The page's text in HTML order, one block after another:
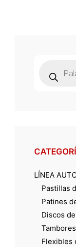
productos
LÍNEA
Pastillas
Patines
Discos
Flexibles